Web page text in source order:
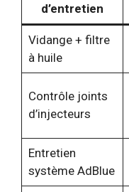
d’entretien
Vidange + filtre
à huile
Contrôle joints
d’injecteurs
Entretien
système AdBlue